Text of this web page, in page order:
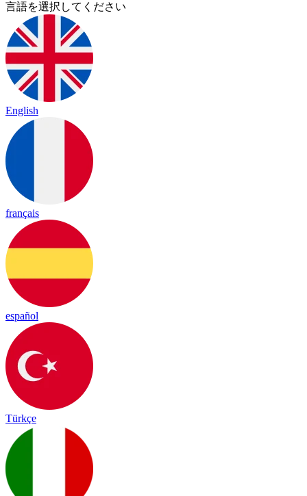
言語を選択してください
English
français
español
Türkçe